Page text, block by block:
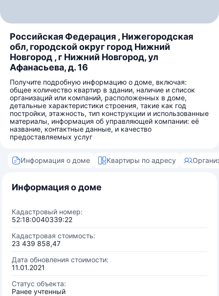
Российская Федерация , Нижегородская
обл, городской округ город Нижний
Новгород , г Нижний Новгород, ул
Афанасьева, д. 16
Получите подробную информацию о доме, включая:
общее количество квартир в здании, наличие и список
организаций или компаний, расположенных в доме,
детальные характеристики строения, такие как год
постройки, этажность, тип конструкции и использованные
материалы, информация об управляющей компании: её
название, контактные данные, и качество
предоставляемых услуг
Информация о доме Квартиры по адресу
Информация о доме
Кадастровый номер:
52:18:0040339:22
Кадастровая стоимость:
23 439 858,47
Дата обновления стоимости:
11.01.2021
Статус объекта:
Ранее учтенный